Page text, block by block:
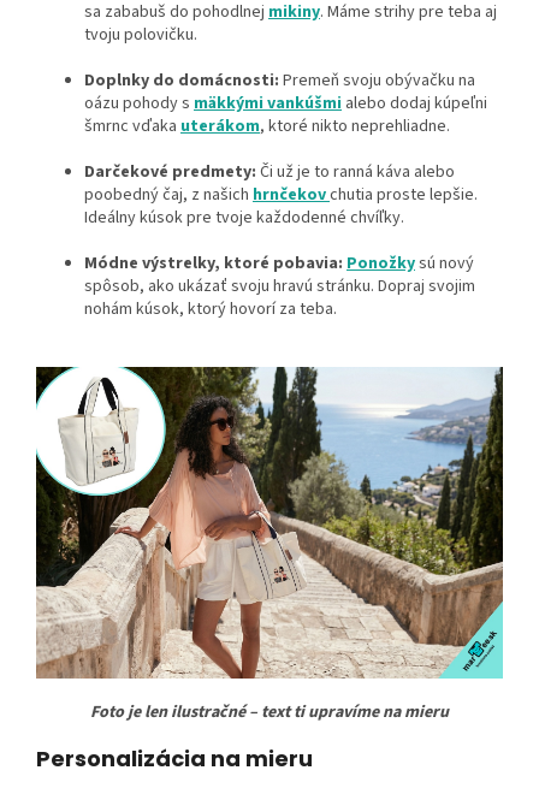
sa zababuš do pohodlnej mikiny. Máme strihy pre teba aj
tvoju polovičku.
Doplnky do domácnosti: Premeň svoju obývačku na
oázu pohody s mäkkými vankúšmi alebo dodaj kúpeľni
šmrnc vďaka uterákom, ktoré nikto neprehliadne.
Darčekové predmety: Či už je to ranná káva alebo
poobedný čaj, z našich hrnčekovchutia proste lepšie.
Ideálny kúsok pre tvoje každodenné chvíľky.
Módne výstrelky, ktoré pobavia: Ponožkysú nový
spôsob, ako ukázať svoju hravú stránku. Dopraj svojim
nohám kúsok, ktorý hovorí za teba.
Foto je len ilustračné – text ti upravíme na mieru
Personalizácia na mieru